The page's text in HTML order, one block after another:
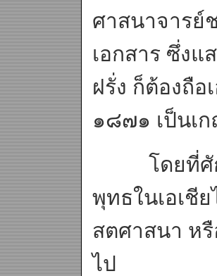
ศาสนาจารย์
เอกสาร ซึ่ง
ฝรั่ง ก็ต้องถือ
๑๘๗๑ เป็นเ
โดยที่ศักร
พุทธในเอเชี
สตศาสนา ห
ไป